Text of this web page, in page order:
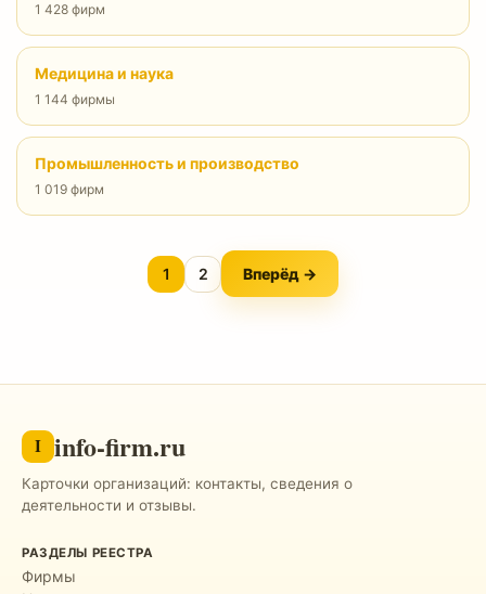
1 428 фирм
Медицина и наука
1 144 фирмы
Промышленность и производство
1 019 фирм
1 2 Вперёд →
I info-firm.ru
Карточки организаций: контакты, сведения о
деятельности и отзывы.
РАЗДЕЛЫ РЕЕСТРА
Фирмы